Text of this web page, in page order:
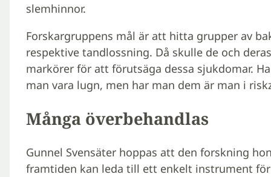
slemhinnor.
Forskargruppens mål är att hitta grupper av
respektive tandlossning. Då skulle de och
markörer för att förutsäga dessa sjukdomar.
man vara lugn, men har man dem är man i
Många överbehandlas
Gunnel Svensäter hoppas att den forskning
framtiden kan leda till ett enkelt instrument